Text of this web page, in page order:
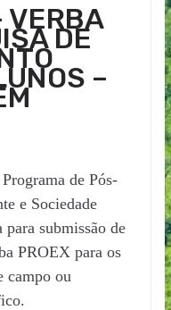
VERBA
DE
–
de Pós-
e Sociedade
para submissão de
PROEX para os
campo ou